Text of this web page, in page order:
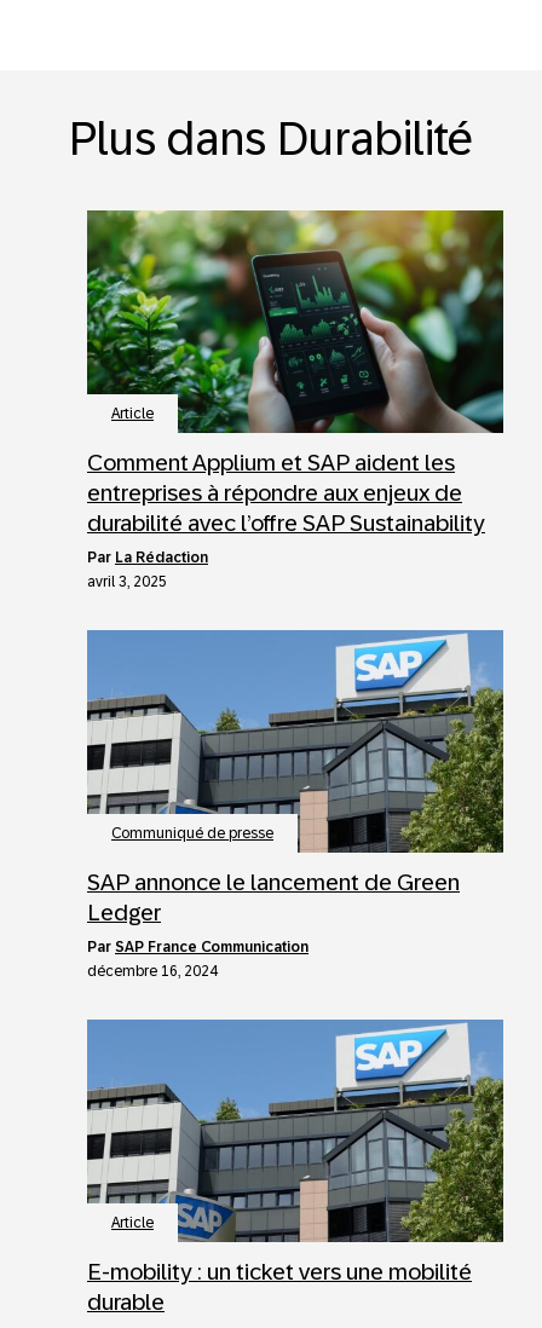
Plus dans Durabilité
Article
Comment Applium et SAP aident les
entreprises à répondre aux enjeux de
durabilité avec l’offre SAP Sustainability
par La Rédaction
avril 3, 2025
Communiqué de presse
SAP annonce le lancement de Green
Ledger
par SAP France Communication
décembre 16, 2024
Article
E-mobility : un ticket vers une mobilité
durable